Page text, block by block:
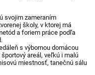
svojim zameraním
školy, v ktorej má
a foriem práce podľa
s výbornou domácou
areál, veľkú i malú
miestnosť, tanečnú sálu